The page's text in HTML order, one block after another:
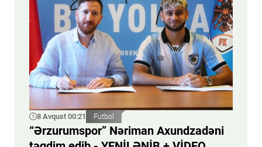
8 Avqust 00:21 Futbol
“Ərzurumspor” Nəriman Axundzadəni